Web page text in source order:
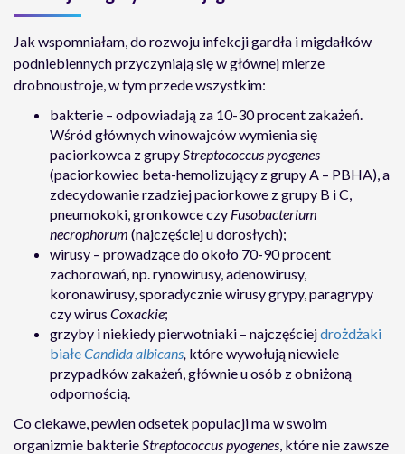
Jak wspomniałam, do rozwoju infekcji gardła i migdałków
podniebiennych przyczyniają się w głównej mierze
drobnoustroje, w tym przede wszystkim:
bakterie – odpowiadają za 10-30 procent zakażeń.
Wśród głównych winowajców wymienia się
paciorkowca z grupyStreptococcus pyogenes
(paciorkowiec beta-hemolizujący z grupy A – PBHA), a
zdecydowanie rzadziej paciorkowe z grupy B i C,
pneumokoki, gronkowce czy Fuso­bacterium
necrophorum (najczęściej u dorosłych);
wirusy – prowadzące do około 70-90 procent
zachorowań, np. rynowirusy, adenowirusy,
koronawirusy, sporadycznie wirusy grypy, paragrypy
czy wirus Coxackie;
grzyby i niekiedy pierwotniaki – najczęściejdrożdżaki
białeCandida albicans, które wywołują niewiele
przypadków zakażeń, głównie u osób z obniżoną
odpornością.
Co ciekawe, pewien odsetek populacji ma w swoim
organizmie bakterieStreptococcus pyogenes, które nie zawsze